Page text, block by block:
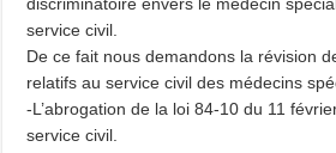
service civil.
De ce fait nous demandons la révision
relatifs au service civil des médecins
-L’abrogation de la loi 84-10 du 11
service civil.